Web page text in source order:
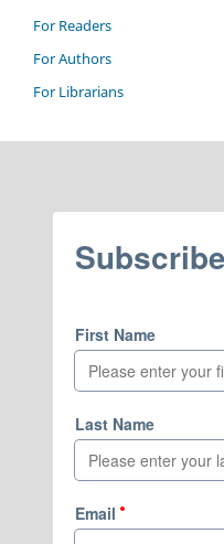
For Readers
For Authors
For Librarians